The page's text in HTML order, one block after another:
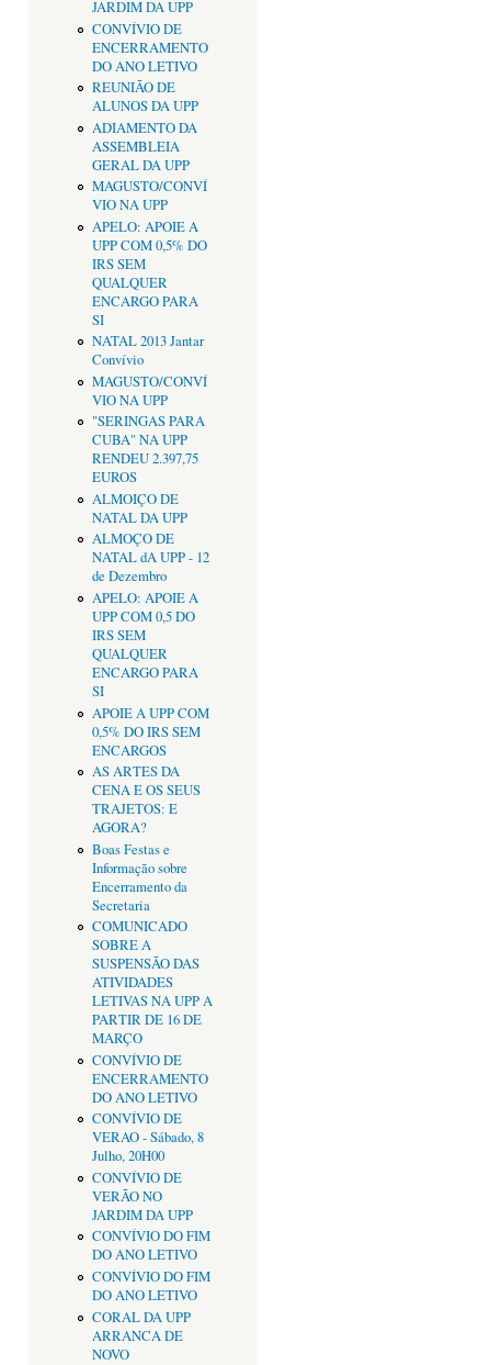
JARDIM DA UPP
CONVÍVIO DE
ENCERRAMENTO
DO ANO LETIVO
REUNIÃO DE
ALUNOS DA UPP
ADIAMENTO DA
ASSEMBLEIA
GERAL DA UPP
MAGUSTO/CONVÍ
VIO NA UPP
APELO: APOIE A
UPP COM 0,5% DO
IRS SEM
QUALQUER
ENCARGO PARA
SI
NATAL 2013 Jantar
Convívio
MAGUSTO/CONVÍ
VIO NA UPP
"SERINGAS PARA
CUBA" NA UPP
RENDEU 2.397,75
EUROS
ALMOIÇO DE
NATAL DA UPP
ALMOÇO DE
NATAL dA UPP - 12
de Dezembro
APELO: APOIE A
UPP COM 0,5 DO
IRS SEM
QUALQUER
ENCARGO PARA
SI
APOIE A UPP COM
0,5% DO IRS SEM
ENCARGOS
AS ARTES DA
CENA E OS SEUS
TRAJETOS: E
AGORA?
Boas Festas e
Informação sobre
Encerramento da
Secretaria
COMUNICADO
SOBRE A
SUSPENSÃO DAS
ATIVIDADES
LETIVAS NA UPP A
PARTIR DE 16 DE
MARÇO
CONVÍVIO DE
ENCERRAMENTO
DO ANO LETIVO
CONVÍVIO DE
VERAO - Sábado, 8
Julho, 20H00
CONVÍVIO DE
VERÃO NO
JARDIM DA UPP
CONVÍVIO DO FIM
DO ANO LETIVO
CONVÍVIO DO FIM
DO ANO LETIVO
CORAL DA UPP
ARRANCA DE
NOVO